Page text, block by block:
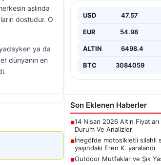
aslında
dostudur. O
ya da
dünyanın en
Bursa'nın İnegöl ilçesinde
ateş açması sonucu 19
USD 47.57
EUR 54.98
ALTIN 6498.4
BTC 3084059
Son Eklenen Haberler
■14 Nisan 2026 Altın
Durum Ve Analizler
■İnegöl’de motosikletli silahlı
yaşındaki Eren K. yaralandı
■Outdoor Mutfaklar ve Şık